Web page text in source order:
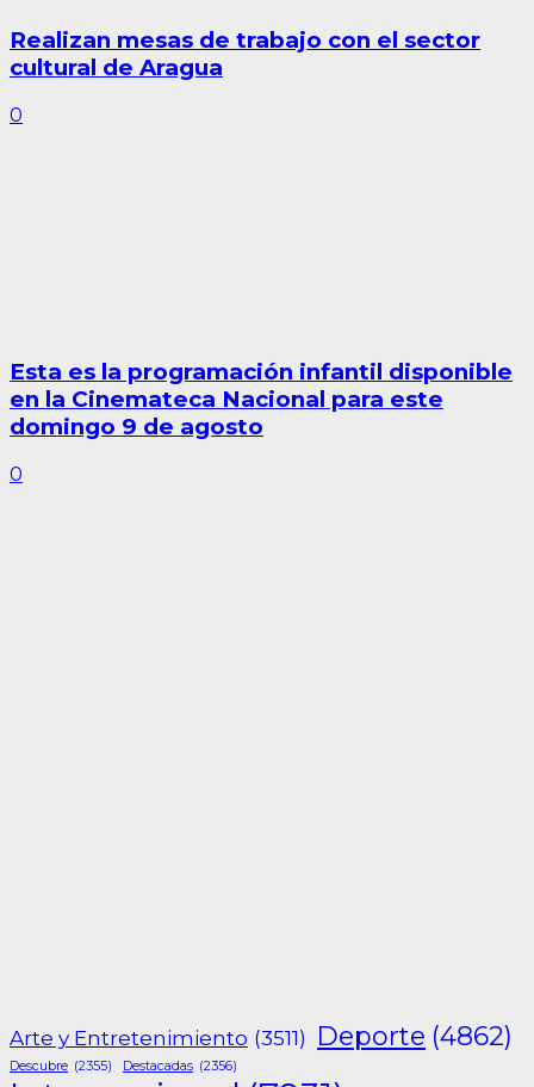
Realizan mesas de trabajo con el sector
cultural de Aragua
0
Esta es la programación infantil disponible
en la Cinemateca Nacional para este
domingo 9 de agosto
0
Arte y Entretenimiento (3511) Deporte (4862)
Descubre (2355) Destacadas (2356)